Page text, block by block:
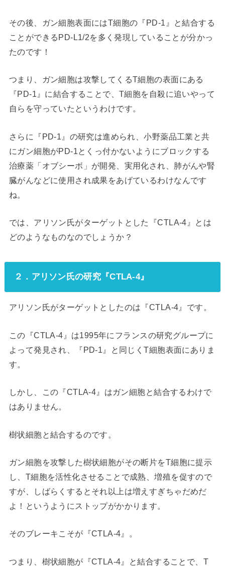
その後、ガン細胞表面にはT細胞の『PD-1』と結合する
ことができるPD-L1/2を多く発現していることが分かっ
たのです！
つまり、ガン細胞は攻撃してくるT細胞の表面にある
『PD-1』に結合することで、T細胞を自殺に追いやって
自らを守っていたというわけです。
さらに『PD-1』の研究は進められ、小野薬品工業と共
にガン細胞がPD-1とくっ付かないようにブロックする
治療薬「オブシーボ」が開発、実用化され、肺がんや腎
臓がんなどに使用され成果をあげているわけなんです
ね。
では、アリソン氏がターゲットとした『CTLA-4』とは
どのようなものなのでしょうか？
２．アリソン氏の研究『CTLA-4』
アリソン氏がターゲットとしたのは『CTLA-4』です。
この『CTLA-4』は1995年にフランスの研究グループに
よって発見され、『PD-1』と同じくT細胞表面にありま
す。
しかし、この『CTLA-4』はガン細胞と結合するわけで
はありません。
樹状細胞と結合するのです。
ガン細胞を攻撃した樹状細胞がその断片をT細胞に提示
し、T細胞を活性化させることで成熟、増殖を促すので
すが、しばらくするとそれ以上は増えすぎちゃだめだ
よ！というようにストップがかかります。
そのブレーキこそが『CTLA-4』。
つまり、樹状細胞が『CTLA-4』と結合することで、T